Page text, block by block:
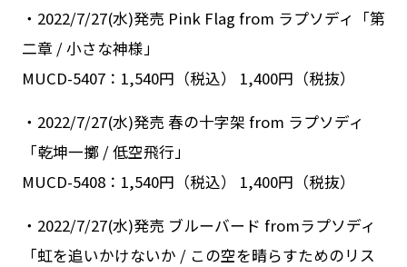
・2022/7/27(水)発売 Pink Flag from ラプソディ「第
二章 / 小さな神様」
MUCD-5407：1,540円（税込） 1,400円（税抜）
・2022/7/27(水)発売 春の十字架 from ラプソディ
「乾坤一擲 / 低空飛行」
MUCD-5408：1,540円（税込） 1,400円（税抜）
・2022/7/27(水)発売 ブルーバード fromラプソディ
「虹を追いかけないか / この空を晴らすためのリス